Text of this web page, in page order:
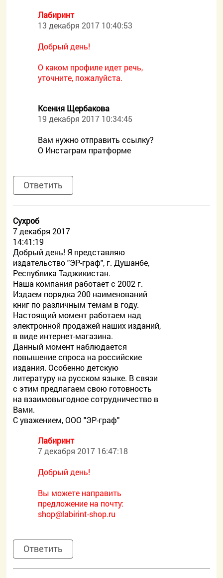
Лабиринт
13 декабря 2017 10:40:53
Добрый день!
О каком профиле идет речь,
уточните, пожалуйста.
Ксения Щербакова
19 декабря 2017 10:34:45
Вам нужно отправить ссылку?
О Инстаграм пратформе
Ответить
Сухроб
7 декабря 2017
14:41:19
Добрый день! Я представляю
издательство "ЭР-граф", г. Душанбе,
Республика Таджикистан.
Наша компания работает с 2002 г.
Издаем порядка 200 наименований
книг по различным темам в году.
Настоящий момент работаем над
электронной продажей наших изданий,
в виде интернет-магазина.
Данный момент наблюдается
повышение спроса на российские
издания. Особенно детскую
литературу на русском языке. В связи
с этим предлагаем свою готовность
на взаимовыгодное сотрудничество в
Вами.
С уважением, ООО "ЭР-граф"
Лабиринт
7 декабря 2017 16:47:18
Добрый день!
Вы можете направить
предложение на почту:
shop@labirint-shop.ru
Ответить